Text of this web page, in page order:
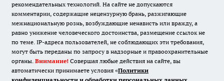
рекомендательных технологий. На сайте не допускаются
комментарии, содержащие нецензурную брань, разжигающие
межнациональную рознь, возбуждающие ненависть или вражду, а
равно унижение человеческого достоинства, размещение ссылок не
по теме. IP-адреса пользователей, не соблюдающих эти требования,
могут быть переданы по запросу в надзорные и правоохранительные
органы. Внимание! Совершая любые действия на сайте, вы
автоматически принимаете условия «Политики